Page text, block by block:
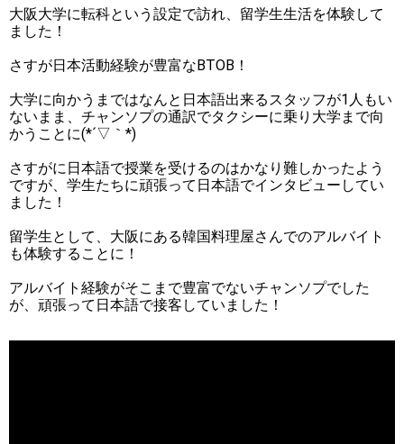
大阪大学に転科という設定で訪れ、留学生生活を体験して
ました！
さすが日本活動経験が豊富なBTOB！
大学に向かうまではなんと日本語出来るスタッフが1人もい
ないまま、チャンソプの通訳でタクシーに乗り大学まで向
かうことに(*´▽｀*)
さすがに日本語で授業を受けるのはかなり難しかったよう
ですが、学生たちに頑張って日本語でインタビューしてい
ました！
留学生として、大阪にある韓国料理屋さんでのアルバイト
も体験することに！
アルバイト経験がそこまで豊富でないチャンソプでした
が、頑張って日本語で接客していました！